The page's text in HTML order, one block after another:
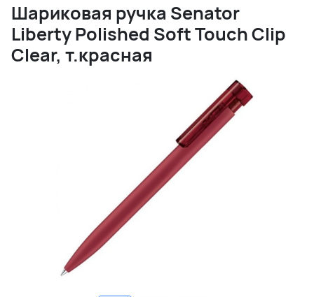
Шариковая ручка Senator
Liberty Polished Soft Touch Clip
Clear, т.красная